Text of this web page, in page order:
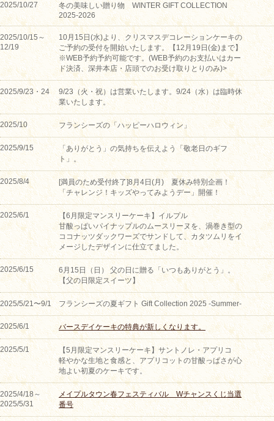
2025/10/27
冬の美味しい贈り物 WINTER GIFT COLLECTION
2025-2026
2025/10/15～
12/19
10月15日(水)より、クリスマスデコレーションケーキの
ご予約の受付を開始いたします。【12月19日(金)まで】
※WEB予約予約可能です。(WEB予約のお支払いはカー
ド決済、深井本店・店頭でのお受け取りとりのみ)>
2025/9/23・24
9/23（火・祝）は営業いたします。9/24（水）は臨時休
業いたします。
2025/10 フランシーズの「ハッピーハロウィン」
2025/9/15
「ありがとう」の気持ちを伝えよう「敬老日のギフ
ト」。
2025/8/4
[満員のため受付終了]8月4日(月) 夏休み特別企画！
「チャレンジ！キッズやってみようデー」開催！
2025/6/1
【6月限定マンスリーケーキ】イルプル
甘酸っぱいパイナップルのムースリーヌを、渦巻き型の
ココナッツダックワーズでサンドして、カタツムリをイ
メージしたデザインに仕立てました。
2025/6/15
6月15日（日） 父の日に贈る「いつもありがとう」。
【父の日限定スイーツ】
2025/5/21〜9/1 フランシーズの夏ギフト Gift Collection 2025 -Summer-
2025/6/1 バースデイケーキの特典が新しくなります。
2025/5/1
【5月限定マンスリーケーキ】サントノレ・アプリコ
軽やかな生地と食感と、アプリコットの甘酸っぱさが心
地よい初夏のケーキです。
2025/4/18～
2025/5/31
メイプルタウン春フェスティバル Wチャンスくじ当選
番号